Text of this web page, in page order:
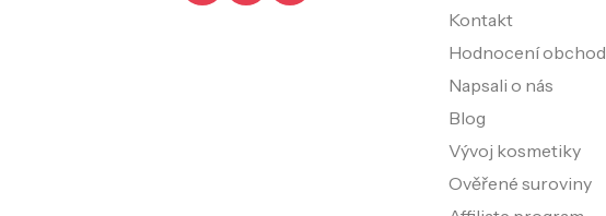
Kontakt
Hodnocení
Napsali o nás
Blog
Vývoj kosmetiky
Ověřené suroviny